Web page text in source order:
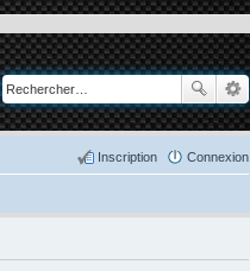
Connexion
Inscription